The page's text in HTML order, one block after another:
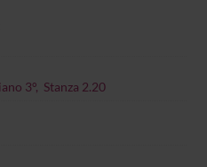
3°, Stanza 2.20